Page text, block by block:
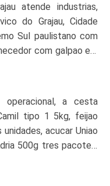
atende industrias,
do Grajau, Cidade
Sul paulistano com
com galpao em
as empresas locais
a cesta
tipo 1 5kg, feijao
acucar Uniao
500g tres pacotes,
Quero 340g,